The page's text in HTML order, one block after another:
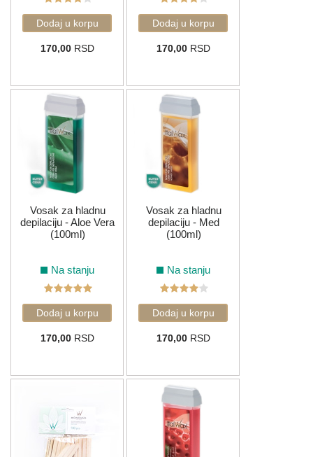
170,00RSD 170,00RSD
Vosak za hladnu
depilaciju - Aloe Vera
(100ml)
Na stanju
170,00RSD
Vosak za hladnu
depilaciju - Med
(100ml)
Na stanju
170,00RSD